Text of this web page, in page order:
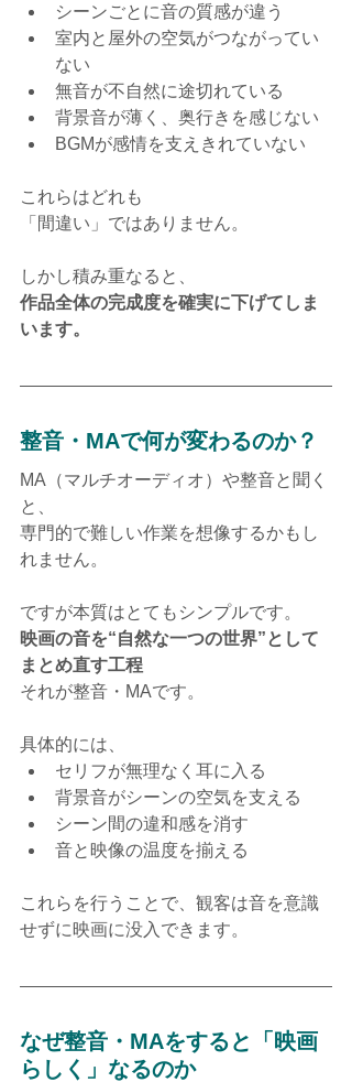
シーンごとに音の質感が違う
室内と屋外の空気がつながってい
ない
無音が不自然に途切れている
背景音が薄く、奥行きを感じない
BGMが感情を支えきれていない
これらはどれも
「間違い」ではありません。
しかし積み重なると、
作品全体の完成度を確実に下げてしま
います。
整音・MAで何が変わるのか？
MA（マルチオーディオ）や整音と聞く
と、
専門的で難しい作業を想像するかもし
れません。
ですが本質はとてもシンプルです。
映画の音を“自然な一つの世界”として
まとめ直す工程
それが整音・MAです。
具体的には、
セリフが無理なく耳に入る
背景音がシーンの空気を支える
シーン間の違和感を消す
音と映像の温度を揃える
これらを行うことで、観客は音を意識
せずに映画に没入できます。
なぜ整音・MAをすると「映画
らしく」なるのか